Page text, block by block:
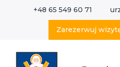
+48 65 549 60 71
Zarezerwuj
Wyszukaj w serwisie